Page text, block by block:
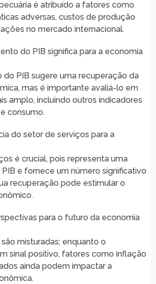
é atribuído a fatores como
adversas, custos de produção
no mercado internacional.
do PIB significa para a economia
do PIB sugere uma recuperação da
mas é importante avaliá-lo em
amplo, incluindo outros indicadores
consumo.
do setor de serviços para a
é crucial, pois representa uma
e fornece um número significativo
recuperação pode estimular o
para o futuro da economia
misturadas; enquanto o
sinal positivo, fatores como inflação
ainda podem impactar a